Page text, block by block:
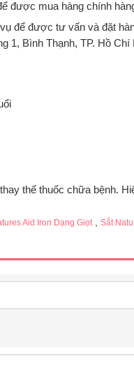
được mua hàng chính
để được tư vấn và đặt
1, Bình Thạnh, TP. Hồ
thế thuốc chữa bệnh.
Aid Iron Dạng Giọt Sắt